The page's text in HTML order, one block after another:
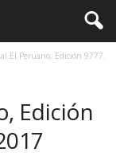
El Peruano, Edición 9777.
Edición